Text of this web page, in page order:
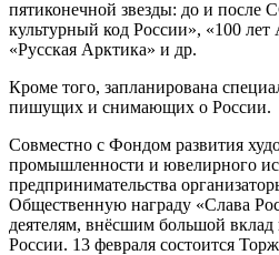
пятиконечной звезды: до и после
культурный код России», «100 лет
«Русская Арктика» и др.
Кроме того, запланирована
пишущих и снимающих о России.
Совместно с Фондом развития
промышленности и ювелирного
предпринимательства
Общественную награду «Слава
деятелям, внёсшим большой вклад
России. 13 февраля состоится